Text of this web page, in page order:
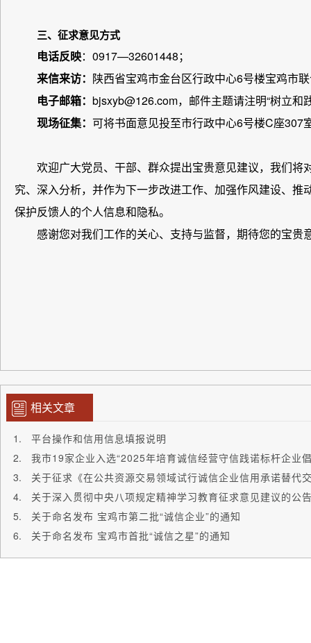
三、征求意见方式
电话反映：0917—32601448；
来信来访： 陕西省宝鸡市金台区行政中心6号楼宝鸡市
电子邮箱： bjsxyb@126.com，邮件主题请注明“树立和
现场征集： 可将书面意见投至市行政中心6号楼C座307
欢迎广大党员、干部、群众提出宝贵意见建议，我们
究、深入分析，并作为下一步改进工作、加强作风建设、
保护反馈人的个人信息和隐私。
感谢您对我们工作的关心、支持与监督，期待您的宝贵
相关文章
平台操作和信用信息填报说明
我市19家企业入选“2025年培育诚信经营守信践诺标杆企业
关于深入贯彻中央八项规定精神学习教育征求意见建议的公
关于命名发布 宝鸡市第二批“诚信企业”的通知
关于命名发布 宝鸡市首批“诚信之星”的通知